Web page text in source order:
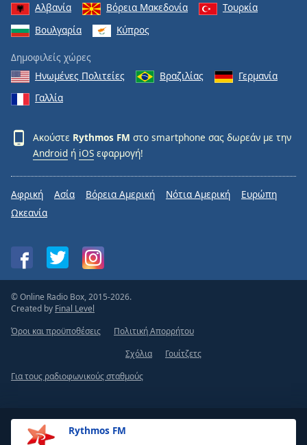
Rythmos FM
Αλβανία
Βόρεια Μακεδονία
Τουρκία
Βουλγαρία
Κύπρος
Δημοφιλείς χώρες
Ηνωμένες Πολιτείες
Βραζιλίας
Γερμανία
Γαλλία
Ακούστε Rythmos FM στο smartphone σας δωρεάν με την
Android ή iOS εφαρμογή!
Αφρική Ασία Βόρεια Αμερική Νότια Αμερική
Ευρώπη
Ωκεανία
© Online Radio Box, 2015-2026.
Created by Final Level
Όροι και προϋποθέσεις
Πολιτική Απορρήτου
Σχόλια
Γουίτζετς
Για τους ραδιοφωνικούς σταθμούς